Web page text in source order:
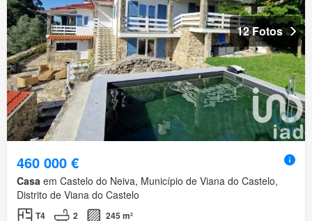
12 Fotos
460 000 €
Casa em Castelo do Neiva, Município de Viana do Castelo,
Distrito de Viana do Castelo
T4 2 245 m²